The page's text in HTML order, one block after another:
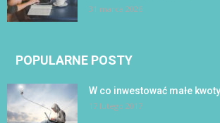
31 marca 2026
POPULARNE POSTY
W co inwestować małe
17 lutego 2017